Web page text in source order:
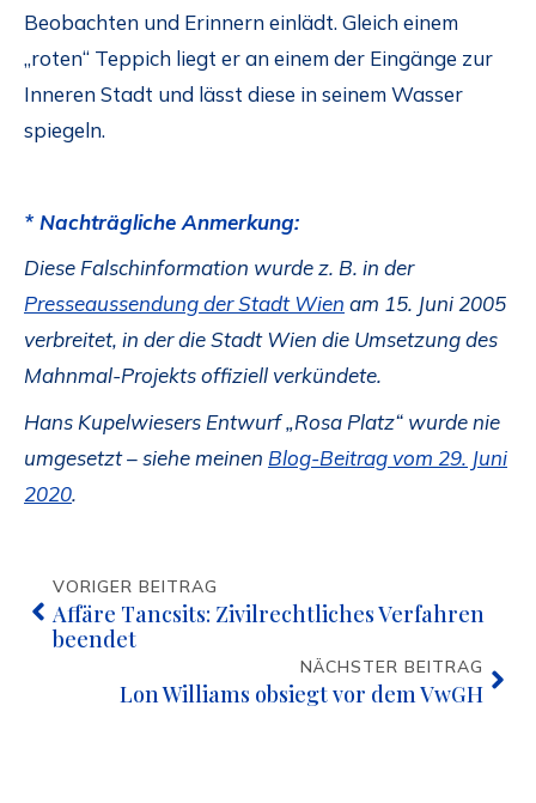
Beobachten und Erinnern einlädt. Gleich einem
„roten“ Teppich liegt er an einem der Eingänge zur
Inneren Stadt und lässt diese in seinem Wasser
spiegeln.
* Nachträgliche Anmerkung:
Diese Falschinformation wurde z. B. in der
Presseaussendung der Stadt Wien am 15. Juni 2005
verbreitet, in der die Stadt Wien die Umsetzung des
Mahnmal-Projekts offiziell verkündete.
Hans Kupelwiesers Entwurf „Rosa Platz“ wurde nie
umgesetzt – siehe meinen Blog-Beitrag vom 29. Juni
2020.
VORIGER BEITRAG
Affäre Tancsits: Zivilrechtliches Verfahren
beendet
NÄCHSTER BEITRAG
Lon Williams obsiegt vor dem VwGH